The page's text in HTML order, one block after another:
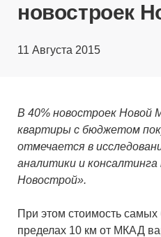
новостроек
11 Августа 2015
В 40% новостроек Новой
квартиры с бюджетом
отмечается в
аналитики и
Новострой».
При этом стоимость
пределах 10 км от МКАД